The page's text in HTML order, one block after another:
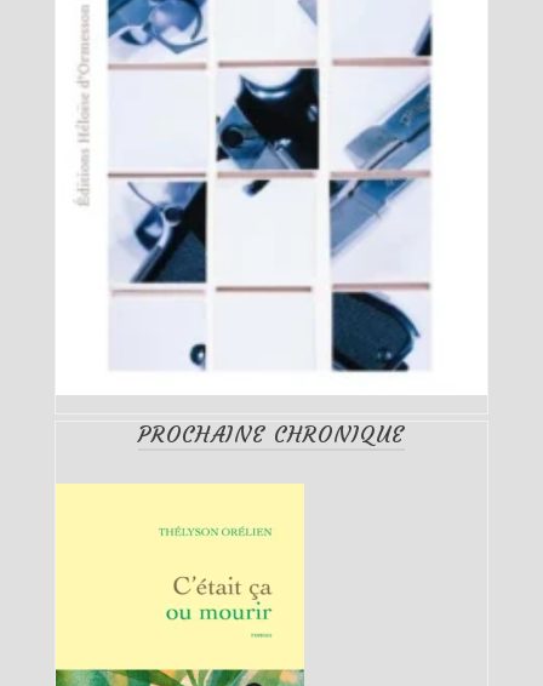
PROCHAINE CHRONIQUE